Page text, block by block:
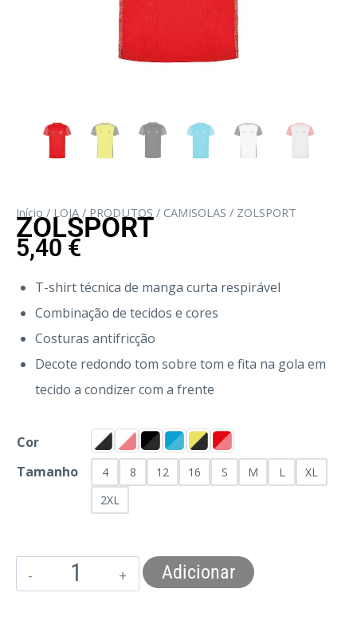
Início / LOJA / PRODUTOS / CAMISOLAS / ZOLSPORT
ZOLSPORT
5,40 €
T-shirt técnica de manga curta respirável
Combinação de tecidos e cores
Costuras antifricção
Decote redondo tom sobre tom e fita na gola em
tecido a condizer com a frente
Cor
Tamanho
4 8 12 16 S M L
XL
2XL
Adicionar